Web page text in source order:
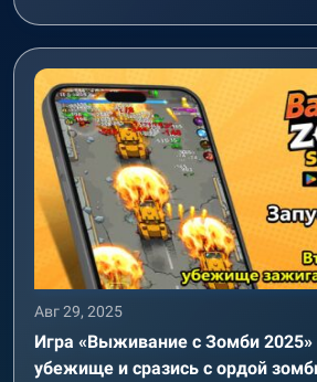
Авг 29, 2025
Игра «Выживание с Зомби
убежище и сразись с ордой